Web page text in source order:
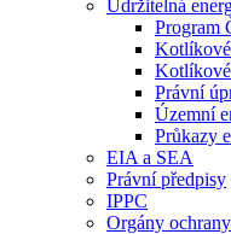
Udržitelná
Program
Právní
Územní
Průkazy
EIA a SEA
Právní předpisy
IPPC
Orgány